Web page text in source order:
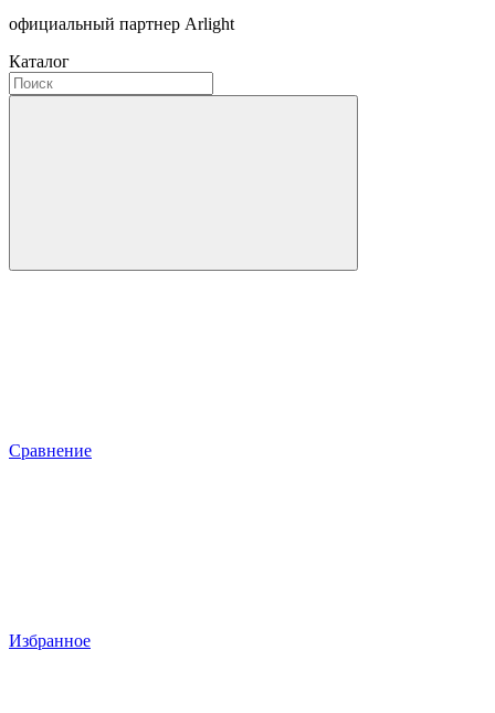
официальный партнер Arlight
Каталог
Сравнение
Избранное